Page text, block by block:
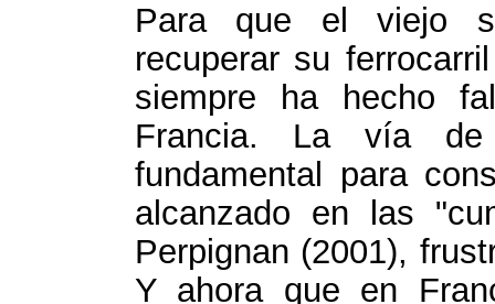
Para que el viejo
recuperar su
siempre ha hecho
Francia. La vía de
fundamental para
alcanzado en las
Perpignan (2001),
Y ahora que en